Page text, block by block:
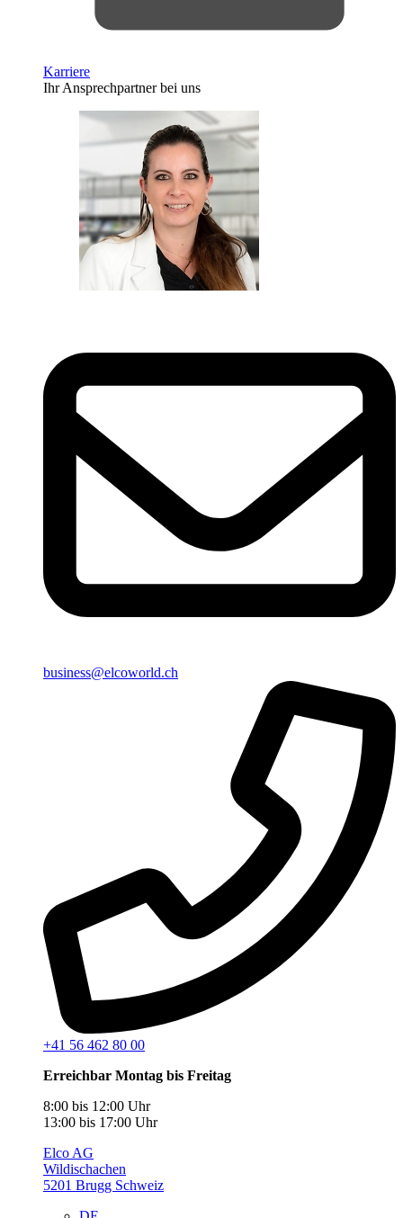
Karriere
Ihr Ansprechpartner bei uns
business@elcoworld.ch
+41 56 462 80 00
Erreichbar Montag bis Freitag
8:00 bis 12:00 Uhr
13:00 bis 17:00 Uhr
Elco AG
Wildischachen
5201 Brugg Schweiz